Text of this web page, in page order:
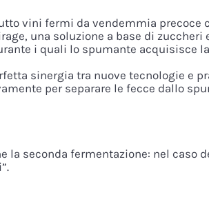
vini fermi da vendemmia precoce
una soluzione a base di zuccheri
i quali lo spumante acquisisce la
sinergia tra nuove tecnologie e
per separare le fecce dallo
la seconda fermentazione: nel caso